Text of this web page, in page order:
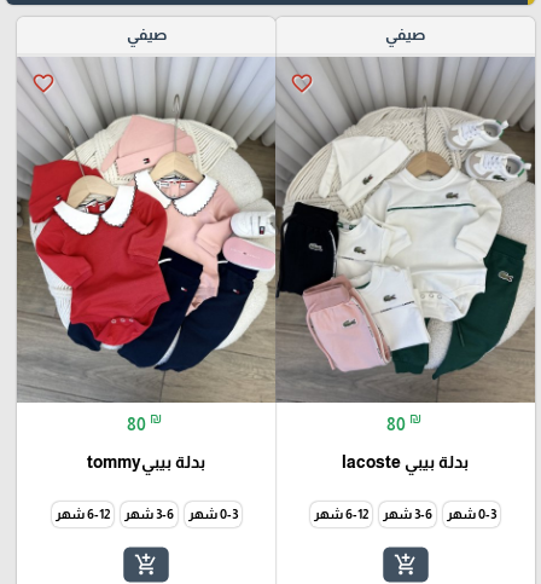
صيفي
favorite_border
80 ₪
بدلة بيبي lacoste
0-3 شهر 3-6 شهر 6-12 شهر
add_shopping_cart
صيفي
favorite_border
80 ₪
بدلة بيبيtommy
0-3 شهر 3-6 شهر 6-12 شهر
add_shopping_cart